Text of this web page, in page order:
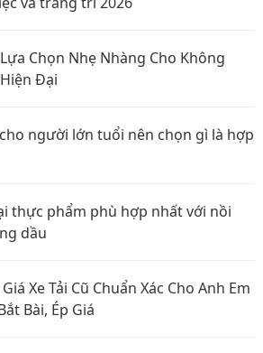
Chọn Nhẹ Nhàng Cho Không
Đại
người lớn tuổi nên chọn gì là hợp
thực phẩm phù hợp nhất với nồi
dầu
Xe Tải Cũ Chuẩn Xác Cho Anh Em
Bài, Ép Giá